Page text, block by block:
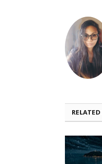
RELATED